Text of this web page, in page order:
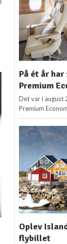
På ét år
Premium
Det var i august
Premium
Oplev
flybillet